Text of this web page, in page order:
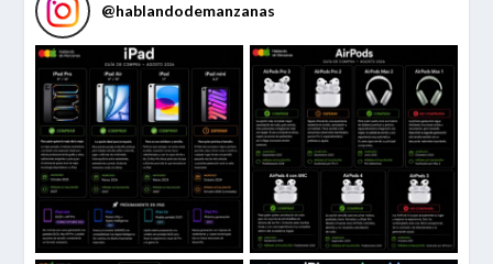
@hablandodemanzanas